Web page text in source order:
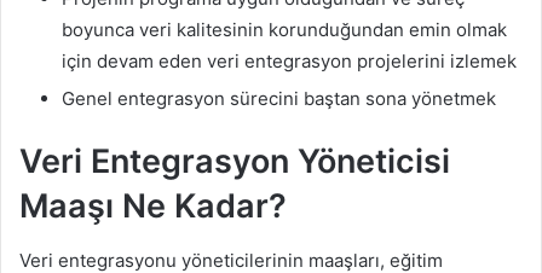
boyunca veri kalitesinin korunduğundan emin olmak
için devam eden veri entegrasyon projelerini izlemek
Genel entegrasyon sürecini baştan sona yönetmek
Veri Entegrasyon Yöneticisi
Maaşı Ne Kadar?
Veri entegrasyonu yöneticilerinin maaşları, eğitim